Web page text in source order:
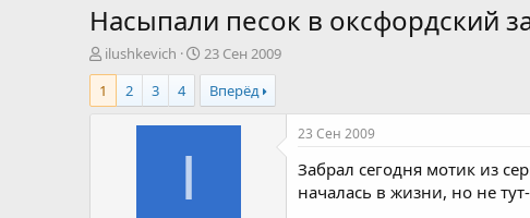
Насыпали песок в оксфордский
А
в
т
о
ilushkevich
Д
а
а
н
23 Сен 2009
1
2 3 4 Вперёд
I
23 Сен 2009
Забрал сегодня мотик из
началась в жизни, но не